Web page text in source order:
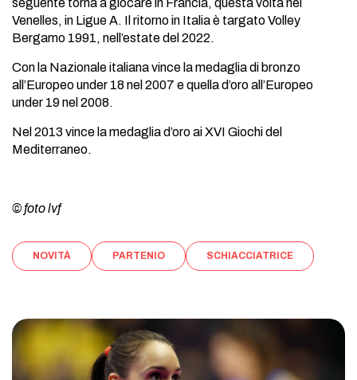
seguente torna a giocare in Francia, questa volta nel
Venelles, in Ligue A. Il ritorno in Italia è targato Volley
Bergamo 1991, nell’estate del 2022.
Con la Nazionale italiana vince la medaglia di bronzo
all’Europeo under 18 nel 2007 e quella d’oro all’Europeo
under 19 nel 2008.
Nel 2013 vince la medaglia d’oro ai XVI Giochi del
Mediterraneo.
© foto lvf
NOVITÀ PARTENIO SCHIACCIATRICE